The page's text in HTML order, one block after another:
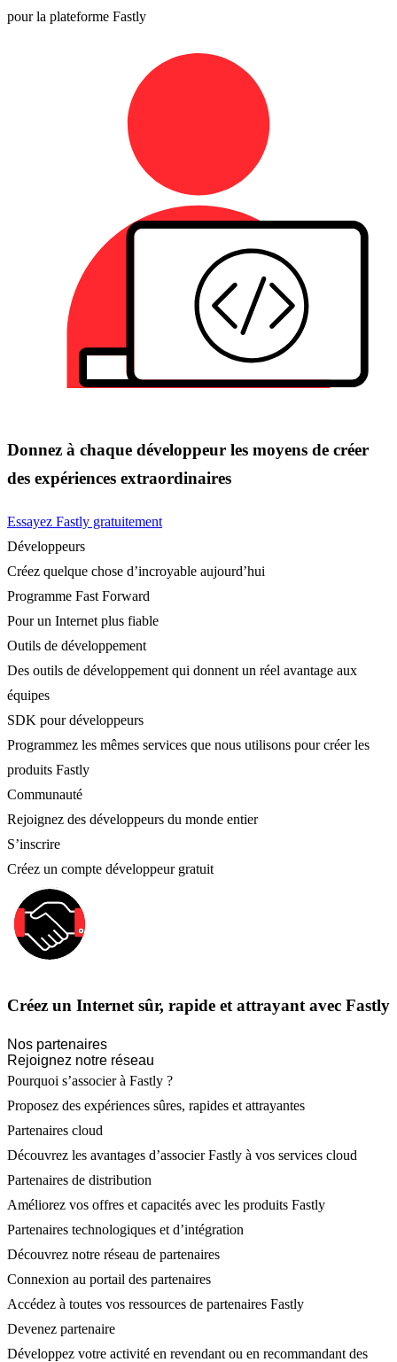
pour la plateforme Fastly
Donnez à chaque développeur les moyens de créer
des expériences extraordinaires
Essayez Fastly gratuitement
Développeurs
Créez quelque chose d’incroyable aujourd’hui
Programme Fast Forward
Pour un Internet plus fiable
Outils de développement
Des outils de développement qui donnent un réel avantage aux
équipes
SDK pour développeurs
Programmez les mêmes services que nous utilisons pour créer les
produits Fastly
Communauté
Rejoignez des développeurs du monde entier
S’inscrire
Créez un compte développeur gratuit
Créez un Internet sûr, rapide et attrayant avec Fastly
Nos partenaires
Rejoignez notre réseau
Pourquoi s’associer à Fastly ?
Proposez des expériences sûres, rapides et attrayantes
Partenaires cloud
Découvrez les avantages d’associer Fastly à vos services cloud
Partenaires de distribution
Améliorez vos offres et capacités avec les produits Fastly
Partenaires technologiques et d’intégration
Découvrez notre réseau de partenaires
Connexion au portail des partenaires
Accédez à toutes vos ressources de partenaires Fastly
Devenez partenaire
Développez votre activité en revendant ou en recommandant des